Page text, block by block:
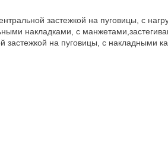
застежкой на пуговицы, с
накладками, с
застежкой на пуговицы, с накладными